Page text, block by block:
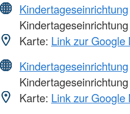
Kindertageseinrichtung
Karte: Link zur Google
Kindertageseinrichtung
Karte: Link zur Google